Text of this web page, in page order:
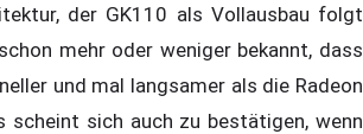
der GK110 als Vollausbau folgt
mehr oder weniger bekannt, dass
und mal langsamer als die Radeon
scheint sich auch zu bestätigen, wenn